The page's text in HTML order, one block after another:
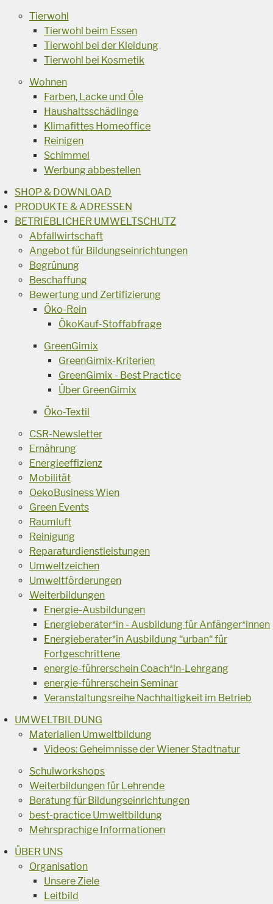
Tierwohl
Tierwohl beim Essen
Tierwohl bei der Kleidung
Tierwohl bei Kosmetik
Wohnen
Farben, Lacke und Öle
Haushaltsschädlinge
Klimafittes Homeoffice
Reinigen
Schimmel
Werbung abbestellen
SHOP & DOWNLOAD
PRODUKTE & ADRESSEN
BETRIEBLICHER UMWELTSCHUTZ
Abfallwirtschaft
Angebot für Bildungseinrichtungen
Begrünung
Beschaffung
Bewertung und Zertifizierung
Öko-Rein
ÖkoKauf-Stoffabfrage
GreenGimix
GreenGimix-Kriterien
GreenGimix - Best Practice
Über GreenGimix
Öko-Textil
CSR-Newsletter
Ernährung
Energieeffizienz
Mobilität
OekoBusiness Wien
Green Events
Raumluft
Reinigung
Reparaturdienstleistungen
Umweltzeichen
Umweltförderungen
Weiterbildungen
Energie-Ausbildungen
Energieberater*in - Ausbildung für Anfänger*innen
Energieberater*in Ausbildung “urban“ für
Fortgeschrittene
energie-führerschein Coach*in-Lehrgang
energie-führerschein Seminar
Veranstaltungsreihe Nachhaltigkeit im Betrieb
UMWELTBILDUNG
Materialien Umweltbildung
Videos: Geheimnisse der Wiener Stadtnatur
Schulworkshops
Weiterbildungen für Lehrende
Beratung für Bildungseinrichtungen
best-practice Umweltbildung
Mehrsprachige Informationen
ÜBER UNS
Organisation
Unsere Ziele
Leitbild